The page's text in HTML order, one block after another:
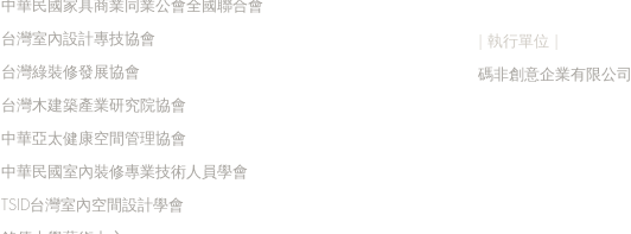
中華民國家具商業同業公會全國聯合會
台灣室內設計專技協會
台灣綠裝修發展協會
台灣木建築產業研究院協會
中華亞太健康空間管理協會
中華民國室內裝修專業技術人員學會
TSID台灣室內空間設計學會
| 執行單位 |
碼非創意企業有限公司